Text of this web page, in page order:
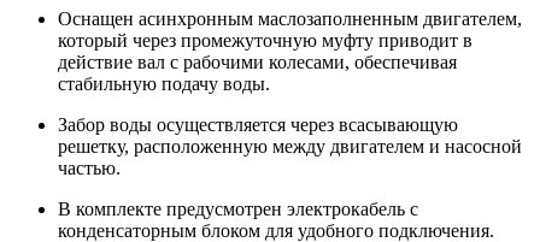
Оснащен асинхронным маслозаполненным двигателем,
который через промежуточную муфту приводит в
действие вал с рабочими колесами, обеспечивая
стабильную подачу воды.
Забор воды осуществляется через всасывающую
решетку, расположенную между двигателем и насосной
частью.
В комплекте предусмотрен электрокабель с
конденсаторным блоком для удобного подключения.